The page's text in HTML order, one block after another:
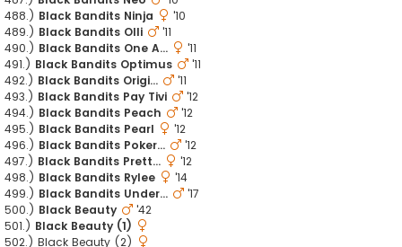
488.) Black Bandits Ninja
'10
489.) Black Bandits Olli
'11
490.) Black Bandits One A...
'11
491.) Black Bandits Optimus
'11
492.) Black Bandits Origi...
'11
493.) Black Bandits Pay Tivi
'12
494.) Black Bandits Peach
'12
495.) Black Bandits Pearl
'12
496.) Black Bandits Poker...
'12
497.) Black Bandits Prett...
'12
498.) Black Bandits Rylee
'14
499.) Black Bandits Under...
'17
500.) Black Beauty
'42
501.) Black Beauty (1)
502.) Black Beauty (2)